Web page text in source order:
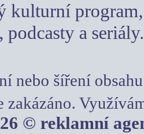
kulturní
podcasty a seriály.
nebo šíření
zakázáno.
© reklamní